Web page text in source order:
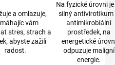
a omlazuje,
vám
stres, strach a
abyste zažili
radost.
Na fyzické úrovni
silný antivirotikum
antimikrobiální
prostředek, na
energetické
odpuzuje maligní
energie.